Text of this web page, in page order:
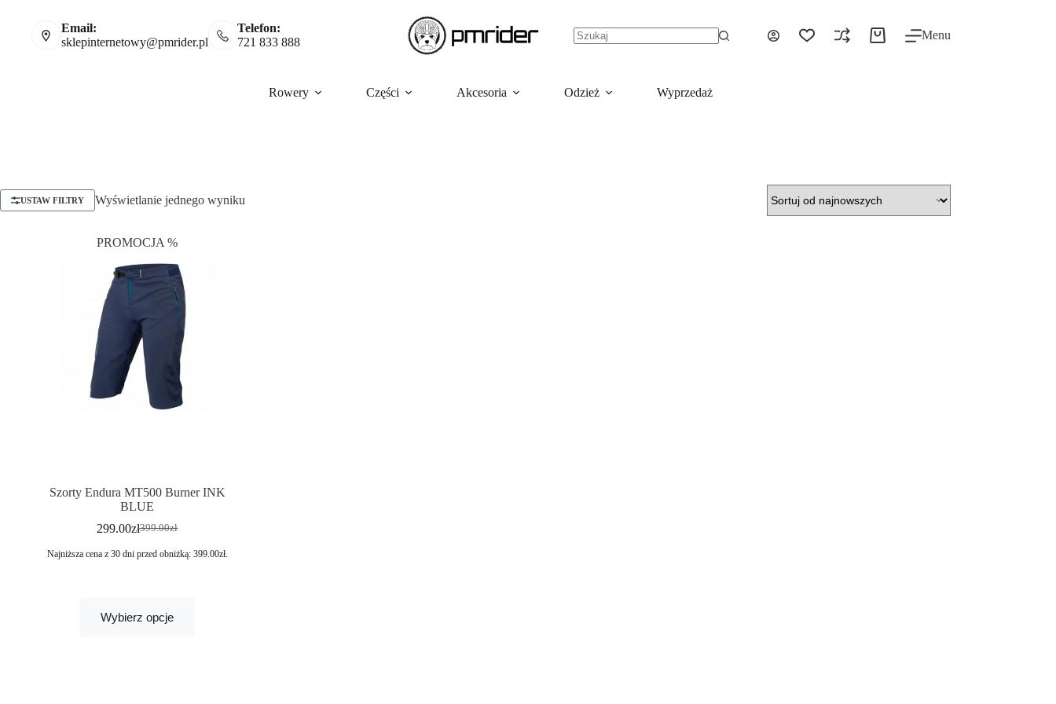
Email:
sklepinternetowy@pmrider.pl
Telefon:
721 833 888
Menu
Rowery Części Akcesoria Odzież Wyprzedaż
USTAW FILTRY Wyświetlanie jednego wyniku
PROMOCJA %
Szorty Endura MT500 Burner INK
BLUE
399.00zł
299.00zł
Najniższa cena z 30 dni przed obniżką: 399.00zł.
Wybierz opcje